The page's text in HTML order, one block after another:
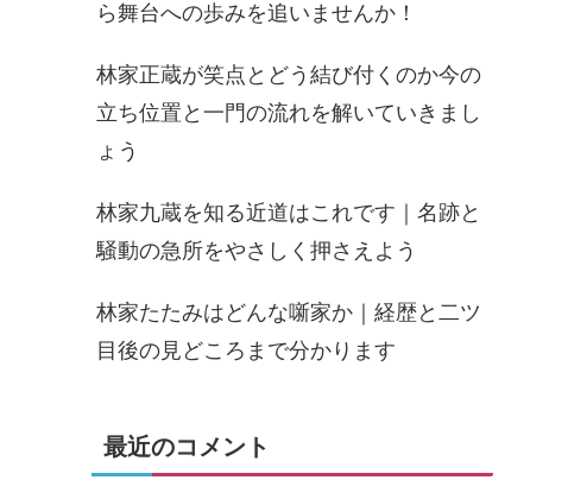
ら舞台への歩みを追いませんか！
林家正蔵が笑点とどう結び付くのか今の
立ち位置と一門の流れを解いていきまし
ょう
林家九蔵を知る近道はこれです｜名跡と
騒動の急所をやさしく押さえよう
林家たたみはどんな噺家か｜経歴と二ツ
目後の見どころまで分かります
最近のコメント